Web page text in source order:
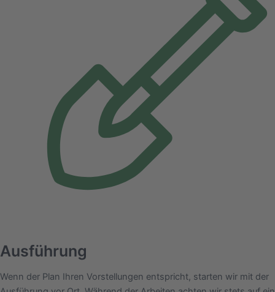
Ausführung
Wenn der Plan Ihren Vorstellungen entspricht, starten wir mit der